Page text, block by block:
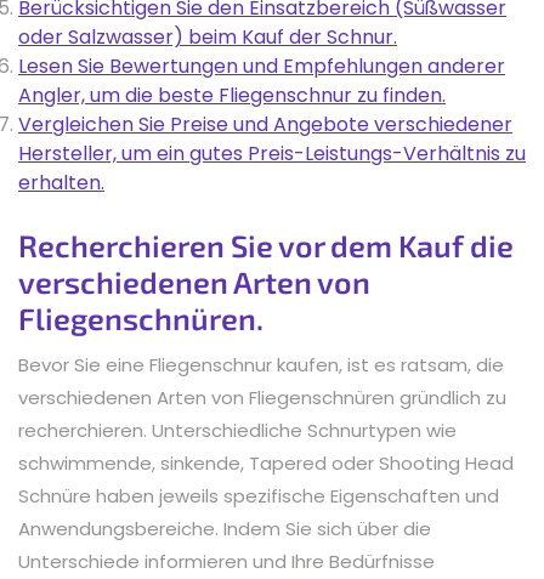
Berücksichtigen Sie den Einsatzbereich (Süßwasser
oder Salzwasser) beim Kauf der Schnur.
Lesen Sie Bewertungen und Empfehlungen anderer
Angler, um die beste Fliegenschnur zu finden.
Vergleichen Sie Preise und Angebote verschiedener
Hersteller, um ein gutes Preis-Leistungs-Verhältnis zu
erhalten.
Recherchieren Sie vor dem Kauf die
verschiedenen Arten von
Fliegenschnüren.
Bevor Sie eine Fliegenschnur kaufen, ist es ratsam, die
verschiedenen Arten von Fliegenschnüren gründlich zu
recherchieren. Unterschiedliche Schnurtypen wie
schwimmende, sinkende, Tapered oder Shooting Head
Schnüre haben jeweils spezifische Eigenschaften und
Anwendungsbereiche. Indem Sie sich über die
Unterschiede informieren und Ihre Bedürfnisse